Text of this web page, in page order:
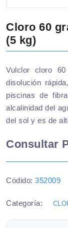
Cloro 60
(5 kg)
Vulclor cloro
disolución
piscinas de
alcalinidad del
del sol y es de
Consultar
Códido: 352009
Categoría: